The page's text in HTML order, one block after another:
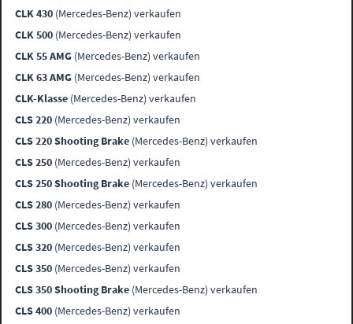
CLK 430 (Mercedes-Benz) verkaufen
CLK 500 (Mercedes-Benz) verkaufen
CLK 55 AMG (Mercedes-Benz) verkaufen
CLK 63 AMG (Mercedes-Benz) verkaufen
CLK-Klasse (Mercedes-Benz) verkaufen
CLS 220 (Mercedes-Benz) verkaufen
CLS 220 Shooting Brake (Mercedes-Benz) verkaufen
CLS 250 (Mercedes-Benz) verkaufen
CLS 250 Shooting Brake (Mercedes-Benz) verkaufen
CLS 280 (Mercedes-Benz) verkaufen
CLS 300 (Mercedes-Benz) verkaufen
CLS 320 (Mercedes-Benz) verkaufen
CLS 350 (Mercedes-Benz) verkaufen
CLS 350 Shooting Brake (Mercedes-Benz) verkaufen
CLS 400 (Mercedes-Benz) verkaufen